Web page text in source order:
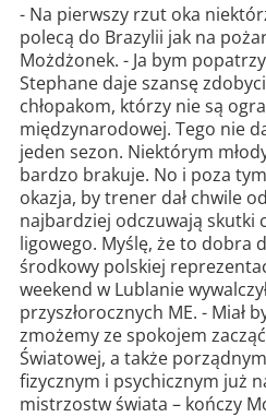
- Na pierwszy rzut oka
polecą do Brazylii jak na
Możdżonek. - Ja bym
Stephane daje szansę
chłopakom, którzy nie są
międzynarodowej. Tego nie
jeden sezon. Niektórym
bardzo brakuje. No i poza
okazja, by trener dał chwile
najbardziej odczuwają skutki
ligowego. Myślę, że to dobra
środkowy polskiej
weekend w Lublanie
przyszłorocznych ME. - Miał
zmożemy ze spokojem
Światowej, a także
fizycznym i psychicznym już
mistrzostw świata – kończy